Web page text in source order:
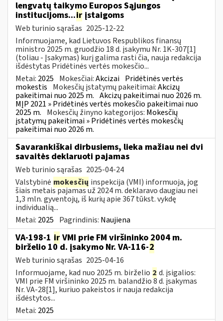
lengvatų taikymo Europos Sąjungos
institucijoms...ir įstaigoms
Web turinio sąrašas 2025-12-22
Informuojame, kad Lietuvos Respublikos finansų
ministro 2025 m. gruodžio 18 d. įsakymu Nr. 1K-307[1]
(toliau - Įsakymas) kurį galima rasti čia, nauja redakcija
išdėstytas Pridėtinės vertės mokesčio...
Metai: 2025 Mokesčiai:Akcizai Pridėtinės vertės
mokestis Mokesčių įstatymų pakeitimai:Akcizų
pakeitimai nuo 2025 m. Akcizų pakeitimai nuo 2026 m.
MĮP 2021 » Pridėtinės vertės mokesčio pakeitimai nuo
2025 m. Mokesčių žinyno kategorijos: Mokesčių
įstatymų pakeitimai » Pridėtinės vertės mokesčių
pakeitimai nuo 2026 m.
Savarankiškai dirbusiems, lieka mažiau nei dvi
savaitės deklaruoti pajamas
Web turinio sąrašas 2025-04-24
Valstybinė mokesčių inspekcija (VMI) informuoja, jog
šiais metais pajamas už 2024 m. deklaravo daugiau nei
1,3 mln. gyventojų, iš kurių apie 367 tūkst. vykdę
individualią...
Metai: 2025 Pagrindinis: Naujiena
VA-198-1 ir VMI prie FM viršininko 2004 m.
birželio 10 d. įsakymo Nr. VA-116-2
Web turinio sąrašas 2025-04-16
Informuojame, kad nuo 2025 m. birželio 2 d. įsigalios:
VMI prie FM viršininko 2025 m. balandžio 8 d. įsakymas
Nr. VA-28[1], kuriuo pakeistos ir nauja redakcija
išdėstytos...
Metai: 2025